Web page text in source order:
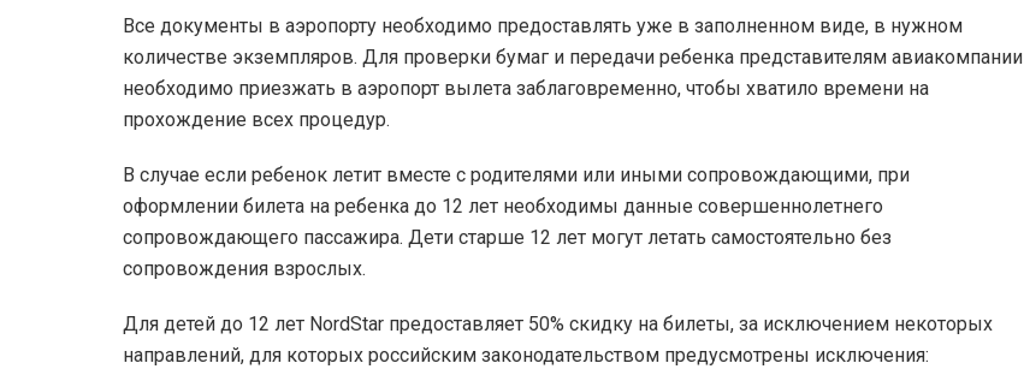
Все документы в аэропорту необходимо предоставлять уже в заполненном виде, в нужном
количестве экземпляров. Для проверки бумаг и передачи ребенка представителям авиакомпании
необходимо приезжать в аэропорт вылета заблаговременно, чтобы хватило времени на
прохождение всех процедур.
В случае если ребенок летит вместе с родителями или иными сопровождающими, при
оформлении билета на ребенка до 12 лет необходимы данные совершеннолетнего
сопровождающего пассажира. Дети старше 12 лет могут летать самостоятельно без
сопровождения взрослых.
Для детей до 12 лет NordStar предоставляет 50% скидку на билеты, за исключением некоторых
направлений, для которых российским законодательством предусмотрены исключения: